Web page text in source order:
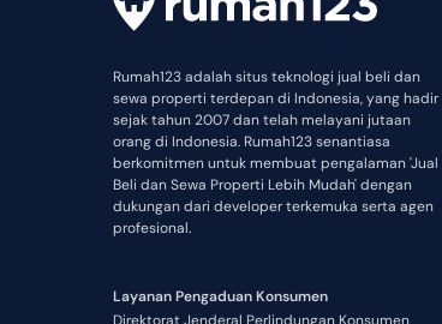
Rumah123 adalah situs teknologi jual beli dan
sewa properti terdepan di Indonesia, yang hadir
sejak tahun 2007 dan telah melayani jutaan
orang di Indonesia. Rumah123 senantiasa
berkomitmen untuk membuat pengalaman 'Jual
Beli dan Sewa Properti Lebih Mudah' dengan
dukungan dari developer terkemuka serta agen
profesional.
Layanan Pengaduan Konsumen